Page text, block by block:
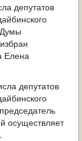
депутатов
Елена
депутатов
осуществляет